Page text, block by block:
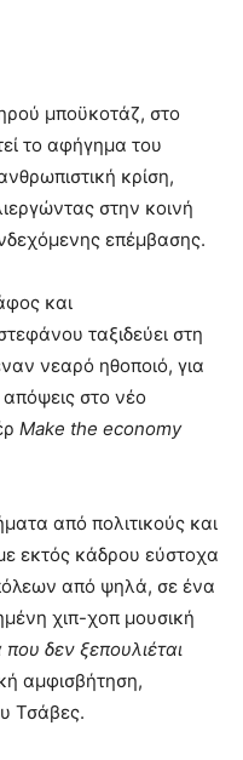
μποϋκοτάζ, στο
το αφήγημα του
κρίση,
στην κοινή
επέμβασης.
και
ταξιδεύει στη
νεαρό ηθοποιό, για
στο νέο
Make the economy
από πολιτικούς και
εκτός κάδρου εύστοχα
από ψηλά, σε ένα
χιπ-χοπ μουσική
που δεν ξεπουλιέται
αμφισβήτηση,
Τσάβες.